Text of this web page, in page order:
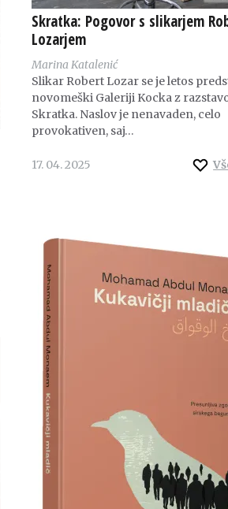
Skratka: Pogovor s slikarjem
Lozarjem
Marina Katalenić
Slikar Robert Lozar se je letos
novomeški Galeriji Kocka z
Skratka. Naslov je nenavaden, celo
provokativen, saj…
17. 04. 2025